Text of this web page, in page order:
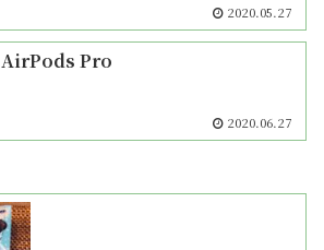
2020.05.27
AirPods Pro
2020.06.27